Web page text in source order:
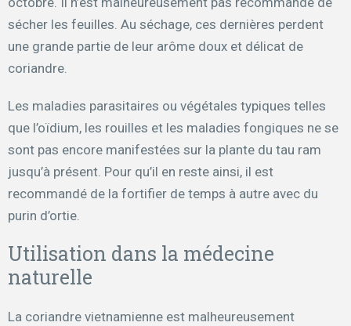
sécher les feuilles. Au séchage, ces dernières perdent
une grande partie de leur arôme doux et délicat de
coriandre.
Les maladies parasitaires ou végétales typiques telles
que l’oïdium, les rouilles et les maladies fongiques ne se
sont pas encore manifestées sur la plante du tau ram
jusqu’à présent. Pour qu’il en reste ainsi, il est
recommandé de la fortifier de temps à autre avec du
purin d’ortie.
Utilisation dans la médecine
naturelle
La coriandre vietnamienne est malheureusement